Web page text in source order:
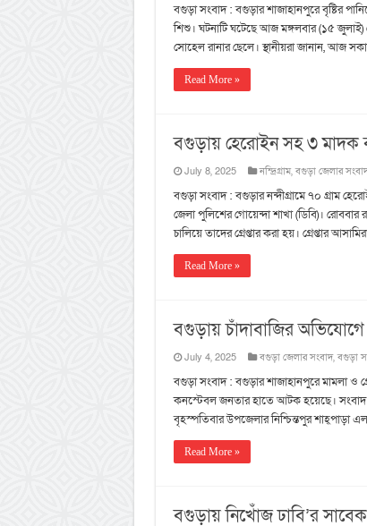
বগুড়া সংবাদ : বগুড়ার শাজাহানপুরে বৃষ্টির
শিশু। ঘটনাটি ঘটেছে আজ মঙ্গলবার (১৫ জুলাই)
সোহেল রানার ছেলে। স্থানীয়রা জানান, আজ
Read More »
বগুড়ায় হেরোইন সহ ৩ মাদক
July 8, 2025 নন্দ্রিগ্রাম,বগুড়া জেলার
বগুড়া সংবাদ : বগুড়ার নন্দীগ্রামে ৭০ গ্রাম
জেলা পুলিশের গোয়েন্দা শাখা (ডিবি)।
চালিয়ে তাদের গ্রেপ্তার করা হয়। গ্রেপ্তার
Read More »
বগুড়ায় চাঁদাবাজির
July 4, 2025 বগুড়া জেলার সংবাদ,বগুড়া
বগুড়া সংবাদ : বগুড়ার শাজাহানপুরে মামলা ও
কনস্টেবল জনতার হাতে আটক হয়েছে। সংবাদ
বৃহস্পতিবার উপজেলার নিশ্চিন্তপুর
Read More »
বগুড়ায় নিখোঁজ ঢাবি’র